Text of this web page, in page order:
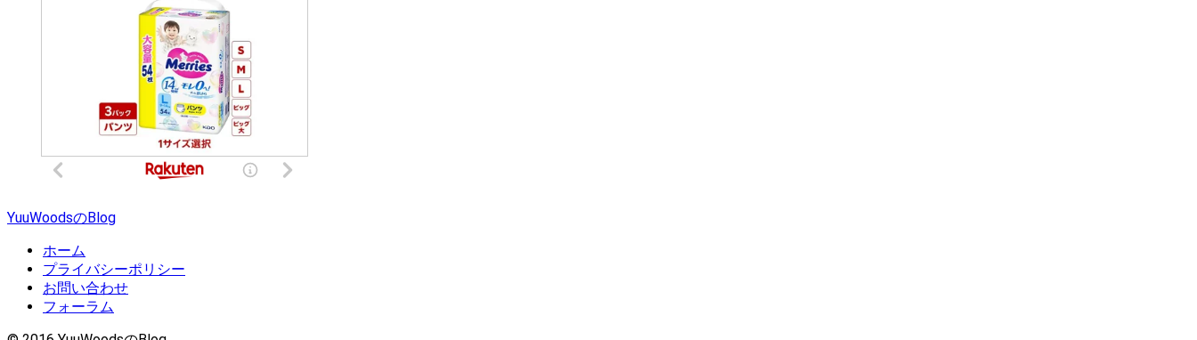
YuuWoodsのBlog
ホーム
プライバシーポリシー
お問い合わせ
フォーラム